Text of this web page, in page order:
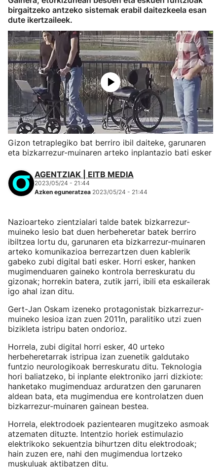
birgaitzeko antzeko sistemak erabil daitezkeela esan
dute ikertzaileek.
Gizon tetraplegiko bat berriro ibil daiteke, garunaren
eta bizkarrezur-muinaren arteko inplantazio bati esker
AGENTZIAK | EITB MEDIA
2023/05/24 - 21:44
Azken eguneratzea 2023/05/24 - 21:44
Nazioarteko zientzialari talde batek bizkarrezur-
muineko lesio bat duen herbeheretar batek berriro
ibiltzea lortu du, garunaren eta bizkarrezur-muinaren
arteko komunikazioa berrezartzen duen kablerik
gabeko zubi digital bati esker. Horri esker, hanken
mugimenduaren gaineko kontrola berreskuratu du
gizonak; horrekin batera, zutik jarri, ibili eta eskailerak
igo ahal izan ditu.
Gert-Jan Oskam izeneko protagonistak bizkarrezur-
muineko lesioa izan zuen 2011n, paralitiko utzi zuen
bizikleta istripu baten ondorioz.
Horrela, zubi digital horri esker, 40 urteko
herbeheretarrak istripua izan zuenetik galdutako
funtzio neurologikoak berreskuratu ditu. Teknologia
hori baliatzeko, bi inplante elektroniko jarri dizkiote:
hanketako mugimenduaz arduratzen den garunaren
aldean bata, eta mugimendua ere kontrolatzen duen
bizkarrezur-muinaren gainean bestea.
Horrela, elektrodoek pazientearen mugitzeko asmoak
atzematen dituzte. Intentzio horiek estimulazio
elektrikoko sekuentzia bihurtzen ditu elektrodoak;
hain zuzen ere, nahi den mugimendua lortzeko
muskuluak aktibatzen ditu.